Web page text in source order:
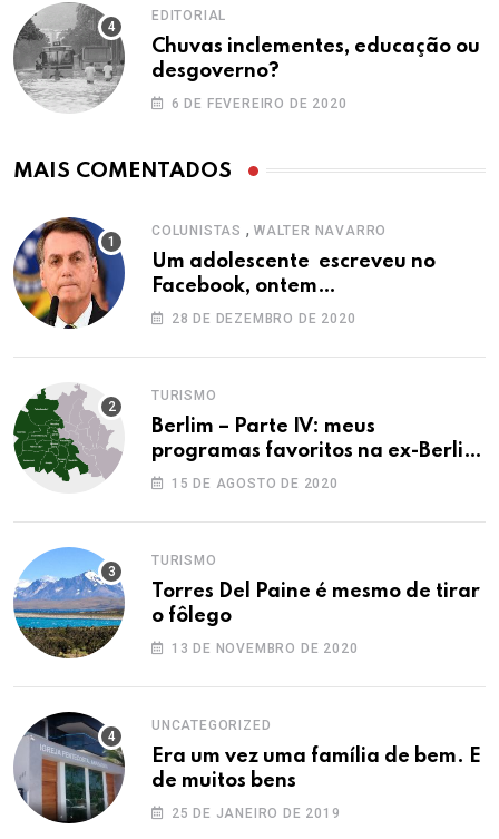
EDITORIAL
Chuvas inclementes, educação ou
desgoverno?
6 DE FEVEREIRO DE 2020
MAIS COMENTADOS
COLUNISTAS , WALTER NAVARRO
Um adolescente escreveu no
Facebook, ontem…
28 DE DEZEMBRO DE 2020
TURISMO
Berlim – Parte IV: meus
programas favoritos na ex-Berlim
Ocidental
15 DE AGOSTO DE 2020
TURISMO
Torres Del Paine é mesmo de tirar
o fôlego
13 DE NOVEMBRO DE 2020
UNCATEGORIZED
Era um vez uma família de bem. E
de muitos bens
25 DE JANEIRO DE 2019